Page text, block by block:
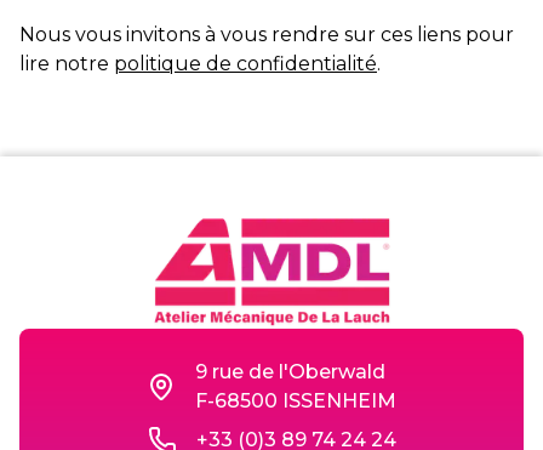
Nous vous invitons à vous rendre sur ces liens pour
lire notre politique de confidentialité.
9 rue de l'Oberwald
F-68500 ISSENHEIM
+33 (0)3 89 74 24 24